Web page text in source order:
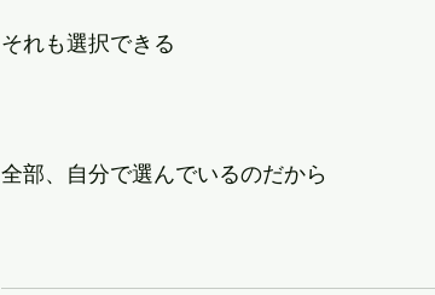
それも選択できる
全部、自分で選んでいるのだから